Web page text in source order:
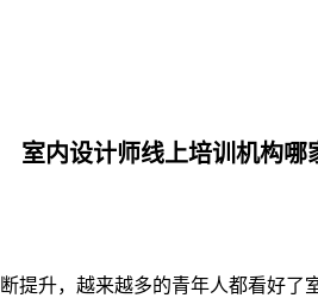
室内设计师线上培训机构哪
提升，越来越多的青年人都看好